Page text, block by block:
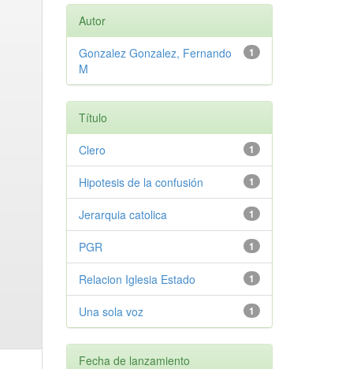
Autor
1
Gonzalez Gonzalez, Fernando
M
Título
1
Clero
1
Hipotesis de la confusión
1
Jerarquia catolica
1
PGR
1
Relacion Iglesia Estado
1
Una sola voz
Fecha de lanzamiento